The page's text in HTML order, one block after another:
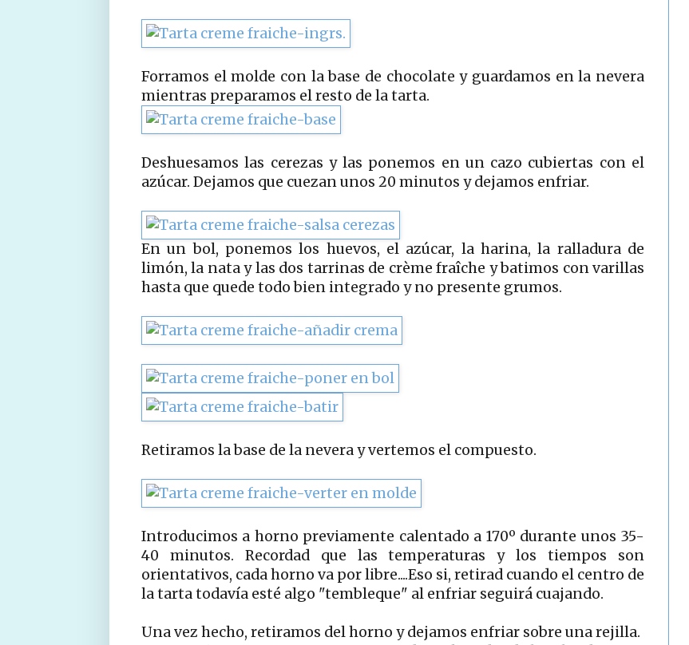
Forramos el molde con la base de chocolate y guardamos en la nevera
mientras preparamos el resto de la tarta.
Deshuesamos las cerezas y las ponemos en un cazo cubiertas con el
azúcar. Dejamos que cuezan unos 20 minutos y dejamos enfriar.
En un bol, ponemos los huevos, el azúcar, la harina, la ralladura de
limón, la nata y las dos tarrinas de crème fraîche y batimos con varillas
hasta que quede todo bien integrado y no presente grumos.
Retiramos la base de la nevera y vertemos el compuesto.
Introducimos a horno previamente calentado a 170º durante unos 35-
40 minutos. Recordad que las temperaturas y los tiempos son
orientativos, cada horno va por libre....Eso si, retirad cuando el centro de
la tarta todavía esté algo "tembleque" al enfriar seguirá cuajando.
Una vez hecho, retiramos del horno y dejamos enfriar sobre una rejilla.